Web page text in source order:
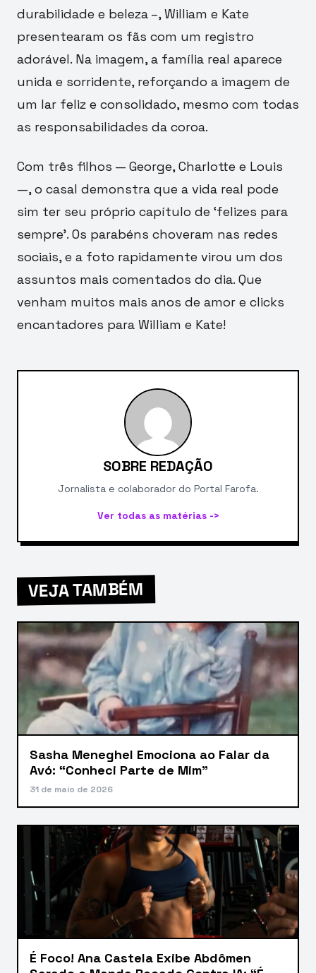
durabilidade e beleza –, William e Kate
presentearam os fãs com um registro
adorável. Na imagem, a família real aparece
unida e sorridente, reforçando a imagem de
um lar feliz e consolidado, mesmo com todas
as responsabilidades da coroa.
Com três filhos — George, Charlotte e Louis
—, o casal demonstra que a vida real pode
sim ter seu próprio capítulo de ‘felizes para
sempre’. Os parabéns choveram nas redes
sociais, e a foto rapidamente virou um dos
assuntos mais comentados do dia. Que
venham muitos mais anos de amor e clicks
encantadores para William e Kate!
SOBRE REDAÇÃO
Jornalista e colaborador do Portal Farofa.
Ver todas as matérias ->
VEJA TAMBÉM
Sasha Meneghel Emociona ao Falar da
Avó: “Conheci Parte de Mim”
31 de maio de 2026
É Foco! Ana Castela Exibe Abdômen